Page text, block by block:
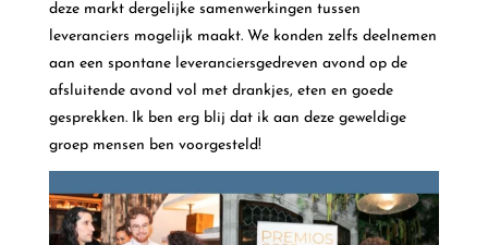
deze markt dergelijke samenwerkingen tussen
leveranciers mogelijk maakt. We konden zelfs deelnemen
aan een spontane leveranciersgedreven avond op de
afsluitende avond vol met drankjes, eten en goede
gesprekken. Ik ben erg blij dat ik aan deze geweldige
groep mensen ben voorgesteld!